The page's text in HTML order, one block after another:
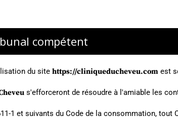
compétent
du site https://cliniqueducheveu.com est
s'efforceront de résoudre à l'amiable les
1 et suivants du Code de la consommation,